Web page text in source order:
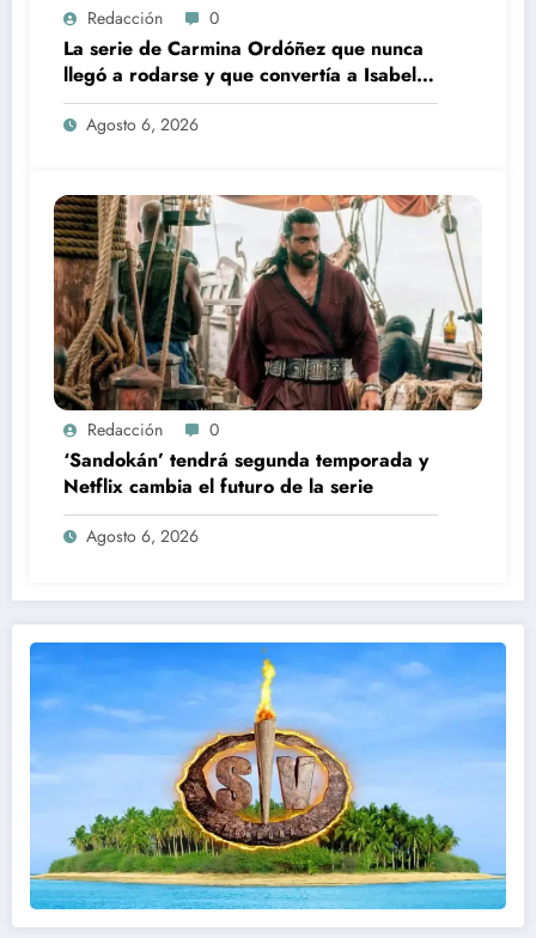
Redacción 0
La serie de Carmina Ordóñez que nunca
llegó a rodarse y que convertía a Isabel
Pantoja en la gran antagonista
Agosto 6, 2026
Redacción 0
‘Sandokán’ tendrá segunda temporada y
Netflix cambia el futuro de la serie
Agosto 6, 2026